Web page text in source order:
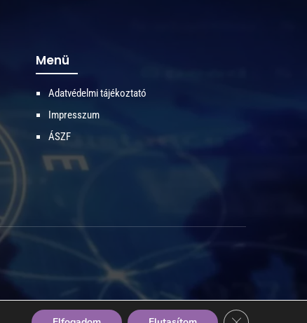
Menü
Adatvédelmi tájékoztató
Impresszum
ÁSZF
Close GDPR